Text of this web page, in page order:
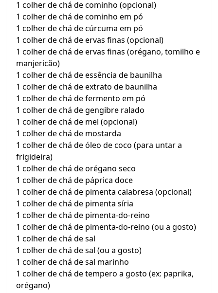
1 colher de chá de cominho (opcional)
1 colher de chá de cominho em pó
1 colher de chá de cúrcuma em pó
1 colher de chá de ervas finas (opcional)
1 colher de chá de ervas finas (orégano, tomilho e
manjericão)
1 colher de chá de essência de baunilha
1 colher de chá de extrato de baunilha
1 colher de chá de fermento em pó
1 colher de chá de gengibre ralado
1 colher de chá de mel (opcional)
1 colher de chá de mostarda
1 colher de chá de óleo de coco (para untar a
frigideira)
1 colher de chá de orégano seco
1 colher de chá de páprica doce
1 colher de chá de pimenta calabresa (opcional)
1 colher de chá de pimenta síria
1 colher de chá de pimenta-do-reino
1 colher de chá de pimenta-do-reino (ou a gosto)
1 colher de chá de sal
1 colher de chá de sal (ou a gosto)
1 colher de chá de sal marinho
1 colher de chá de tempero a gosto (ex: paprika,
orégano)